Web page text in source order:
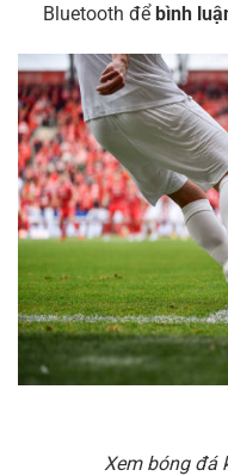
Bluetooth đểbình
Xem bóng đá